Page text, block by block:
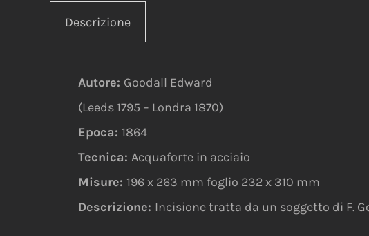
Descrizione
Autore: Goodall Edward
(Leeds 1795 – Londra 1870)
Epoca: 1864
Tecnica: Acquaforte in acciaio
Misure: 196 x 263 mm foglio 232 x 310 mm
Descrizione: Incisione tratta da un soggetto di F.